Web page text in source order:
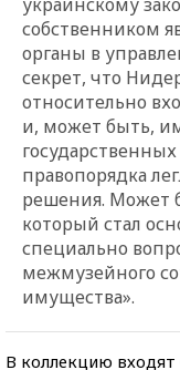
собственником
органы в
секрет, что
относительно
и, может быть,
правопорядка
решения. Может
который стал
специально
межмузейного
имущества».
В коллекцию